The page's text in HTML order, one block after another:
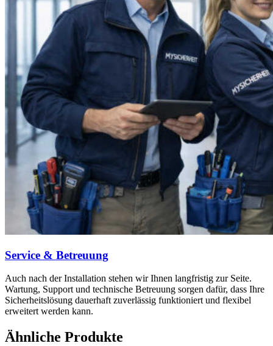
Service & Betreuung
Auch nach der Installation stehen wir Ihnen langfristig zur Seite.
Wartung, Support und technische Betreuung sorgen dafür, dass Ihre
Sicherheitslösung dauerhaft zuverlässig funktioniert und flexibel
erweitert werden kann.
Ähnliche Produkte